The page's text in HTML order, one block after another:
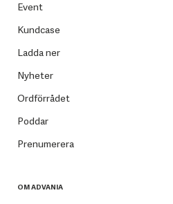
Event
Kundcase
Ladda ner
Nyheter
Ordförrådet
Poddar
Prenumerera
OM ADVANIA